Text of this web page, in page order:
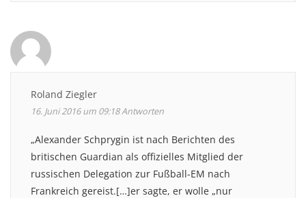
Roland Ziegler
16. Juni 2016 um 09:18Antworten
„Alexander Schprygin ist nach Berichten des
britischen Guardian als offizielles Mitglied der
russischen Delegation zur Fußball-EM nach
Frankreich gereist.[…]er sagte, er wolle „nur